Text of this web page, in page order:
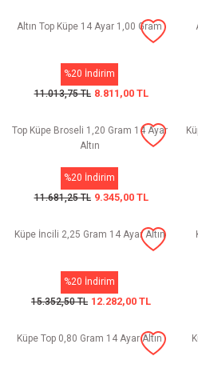
Altın Top Küpe 14 Ayar 1,00 Gram
%20 İndirim
11.013,75 TL 8.811,00 TL
Top Küpe Broseli 1,20 Gram 14 Ayar
Altın
%20 İndirim
11.681,25 TL 9.345,00 TL
Küpe İncili 2,25 Gram 14 Ayar Altın
%20 İndirim
15.352,50 TL 12.282,00 TL
Küpe Top 0,80 Gram 14 Ayar Altın